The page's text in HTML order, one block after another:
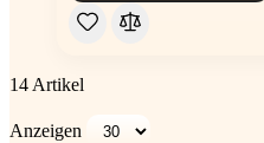
14 Artikel
Anzeigen